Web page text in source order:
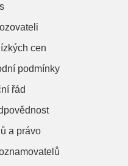
cen
podmínky
řád
a právo